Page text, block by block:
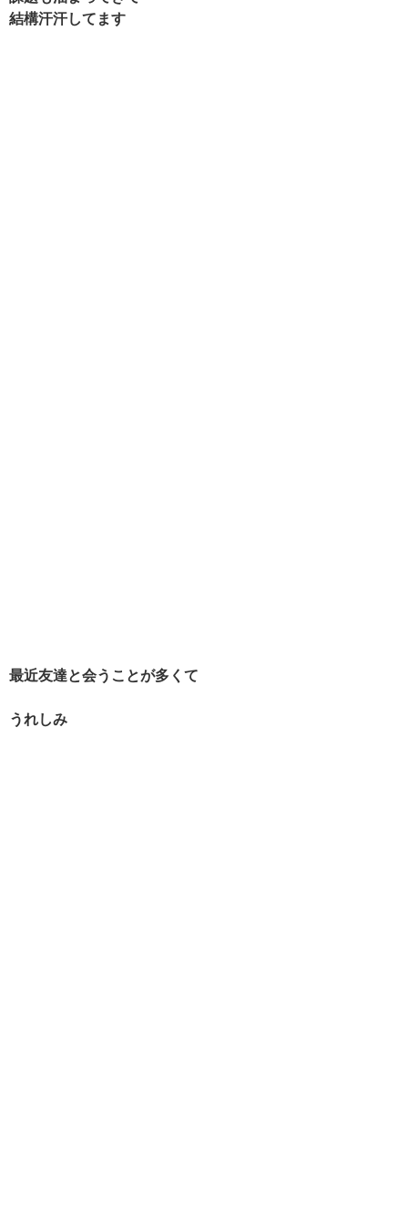
結構汗汗してます
最近友達と会うことが多くて
うれしみ